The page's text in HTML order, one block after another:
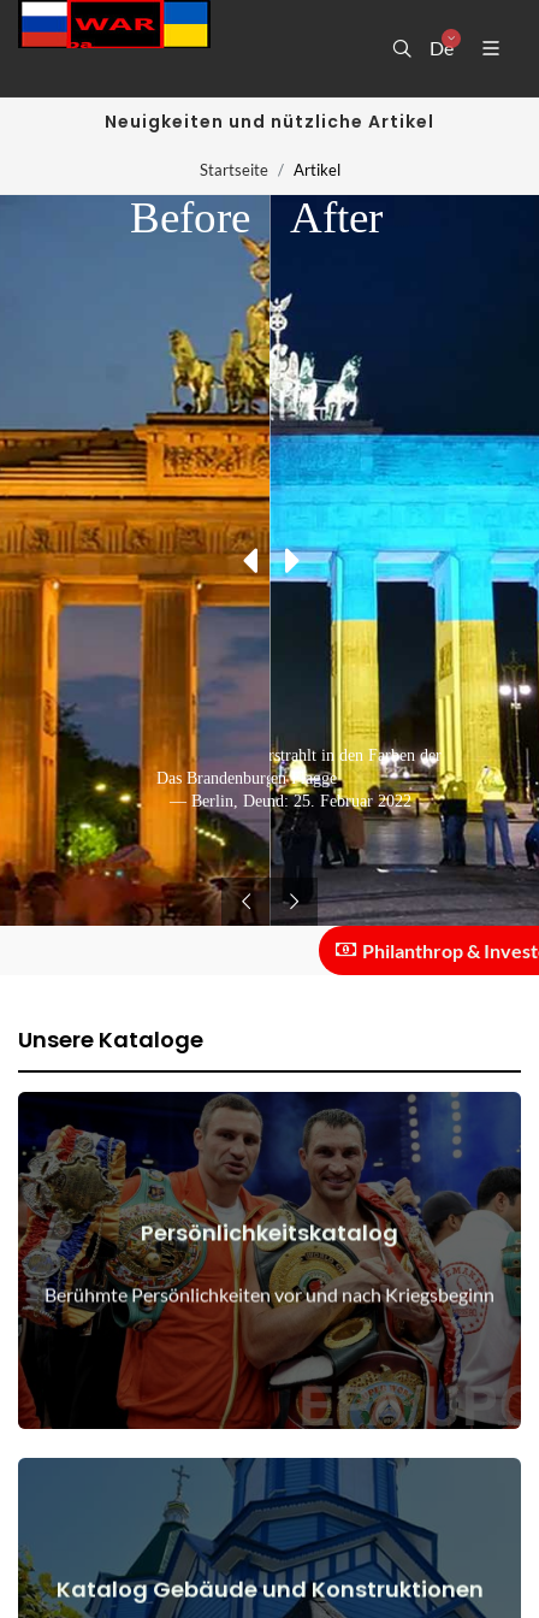
De
Neuigkeiten und nützliche Artikel
Startseite Artikel
Das Brandenburger Tor erstrahlt in den Farben der
ukrainischen Flagge
— Berlin, Deutschland: 25. Februar 2022
After
Das Brandenburger Tor in Berlin
— Berlin, Deutschland: 2021
Before
Philanthrop & Investor
Unsere Kataloge
Persönlichkeitskatalog
Berühmte Persönlichkeiten vor und nach Kriegsbeginn
Menschen vor und nach Kriegsbeginn
Details anzeigen
Katalog Gebäude und Konstruktionen
Details anzeigen